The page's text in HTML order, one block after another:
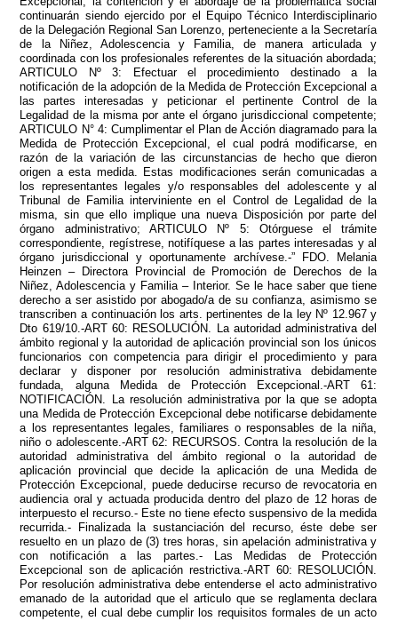
continuarán siendo ejercido por el Equipo Técnico Interdisciplinario
de la Delegación Regional San Lorenzo, perteneciente a la Secretaría
de la Niñez, Adolescencia y Familia, de manera articulada y
coordinada con los profesionales referentes de la situación abordada;
ARTICULO Nº 3: Efectuar el procedimiento destinado a la
notificación de la adopción de la Medida de Protección Excepcional a
las partes interesadas y peticionar el pertinente Control de la
Legalidad de la misma por ante el órgano jurisdiccional competente;
ARTICULO N° 4: Cumplimentar el Plan de Acción diagramado para la
Medida de Protección Excepcional, el cual podrá modificarse, en
razón de la variación de las circunstancias de hecho que dieron
origen a esta medida. Estas modificaciones serán comunicadas a
los representantes legales y/o responsables del adolescente y al
Tribunal de Familia interviniente en el Control de Legalidad de la
misma, sin que ello implique una nueva Disposición por parte del
órgano administrativo; ARTICULO Nº 5: Otórguese el trámite
correspondiente, regístrese, notifíquese a las partes interesadas y al
órgano jurisdiccional y oportunamente archívese.-” FDO. Melania
Heinzen – Directora Provincial de Promoción de Derechos de la
Niñez, Adolescencia y Familia – Interior. Se le hace saber que tiene
derecho a ser asistido por abogado/a de su confianza, asimismo se
transcriben a continuación los arts. pertinentes de la ley Nº 12.967 y
Dto 619/10.-ART 60: RESOLUCIÓN. La autoridad administrativa del
ámbito regional y la autoridad de aplicación provincial son los únicos
funcionarios con competencia para dirigir el procedimiento y para
declarar y disponer por resolución administrativa debidamente
fundada, alguna Medida de Protección Excepcional.-ART 61:
NOTIFICACIÓN. La resolución administrativa por la que se adopta
una Medida de Protección Excepcional debe notificarse debidamente
a los representantes legales, familiares o responsables de la niña,
niño o adolescente.-ART 62: RECURSOS. Contra la resolución de la
autoridad administrativa del ámbito regional o la autoridad de
aplicación provincial que decide la aplicación de una Medida de
Protección Excepcional, puede deducirse recurso de revocatoria en
audiencia oral y actuada producida dentro del plazo de 12 horas de
interpuesto el recurso.- Este no tiene efecto suspensivo de la medida
recurrida.- Finalizada la sustanciación del recurso, éste debe ser
resuelto en un plazo de (3) tres horas, sin apelación administrativa y
con notificación a las partes.- Las Medidas de Protección
Excepcional son de aplicación restrictiva.-ART 60: RESOLUCIÓN.
Por resolución administrativa debe entenderse el acto administrativo
emanado de la autoridad que el articulo que se reglamenta declara
competente, el cual debe cumplir los requisitos formales de un acto